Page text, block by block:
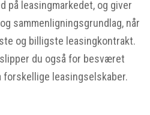
på leasingmarkedet, og giver
sammenligningsgrundlag, når
og billigste leasingkontrakt.
du også for besværet
leasingselskaber.